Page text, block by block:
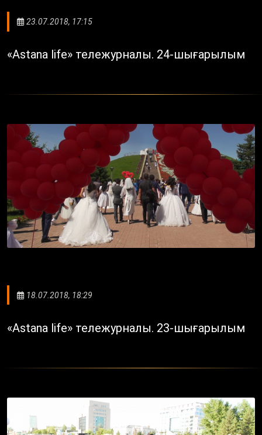
23.07.2018, 17:15
«Astana life» тележурналы. 24-шығарылым
18.07.2018, 18:29
«Astana life» тележурналы. 23-шығарылым